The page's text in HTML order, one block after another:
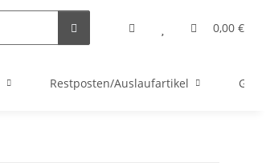
0,00 €
Restposten/Auslaufartikel